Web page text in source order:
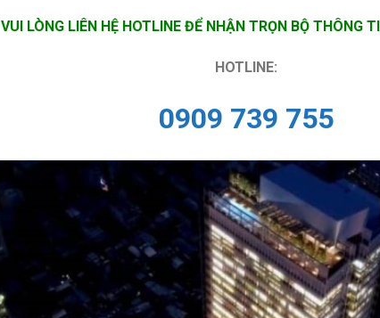
VUI LÒNG LIÊN HỆ HOTLINE ĐỂ NHẬN TRỌN BỘ THÔNG
HOTLINE:
0909 739 755